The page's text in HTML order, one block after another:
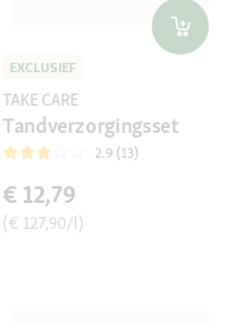
EXCLUSIEF
TAKE CARE
Tandverzorgingsset
2.9 (13)
€ 12,79
(€ 127,90/l)